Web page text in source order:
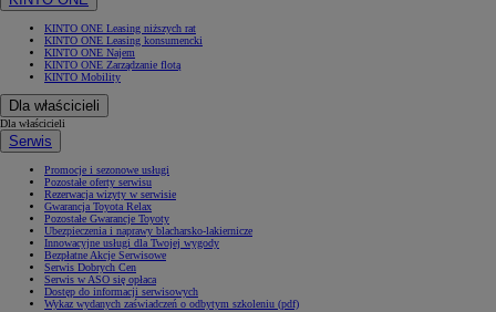
KINTO ONE Leasing niższych rat
KINTO ONE Leasing konsumencki
KINTO ONE Najem
KINTO ONE Zarządzanie flotą
KINTO Mobility
Dla właścicieli
Dla właścicieli
Serwis
Promocje i sezonowe usługi
Pozostałe oferty serwisu
Rezerwacja wizyty w serwisie
Gwarancja Toyota Relax
Pozostałe Gwarancje Toyoty
Ubezpieczenia i naprawy blacharsko-lakiernicze
Innowacyjne usługi dla Twojej wygody
Bezpłatne Akcje Serwisowe
Serwis Dobrych Cen
Serwis w ASO się opłaca
Dostęp do informacji serwisowych
Wykaz wydanych zaświadczeń o odbytym szkoleniu (pdf)